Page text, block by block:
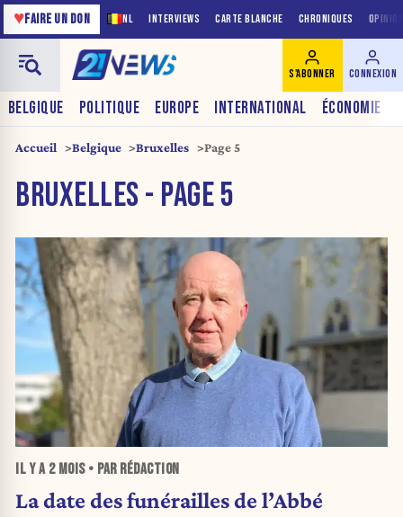
NL INTERVIEWS CARTE BLANCHE CHRONIQUES
♥FAIRE UN DON
BELGIQUE POLITIQUE EUROPE INTERNATIONAL ÉCONOMIE
S'ABONNER CONNEXION
Accueil Belgique Bruxelles Page 5
BRUXELLES - PAGE 5
IL Y A 2 MOIS• PAR RÉDACTION
La date des funérailles de l’Abbé